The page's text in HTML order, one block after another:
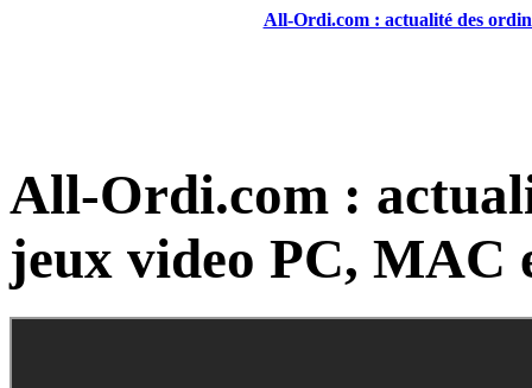
All-Ordi.com : actualité des
All-Ordi.com :
jeux video PC, MAC